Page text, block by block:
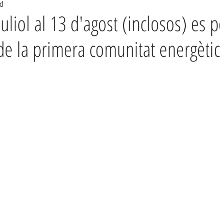
al 13 d'agost (inclosos) es
la primera comunitat